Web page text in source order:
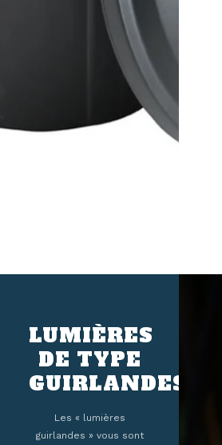
LUMIÈRES
DE TYPE
GUIRLANDES.
Les « lumières
guirlandes » vous sont